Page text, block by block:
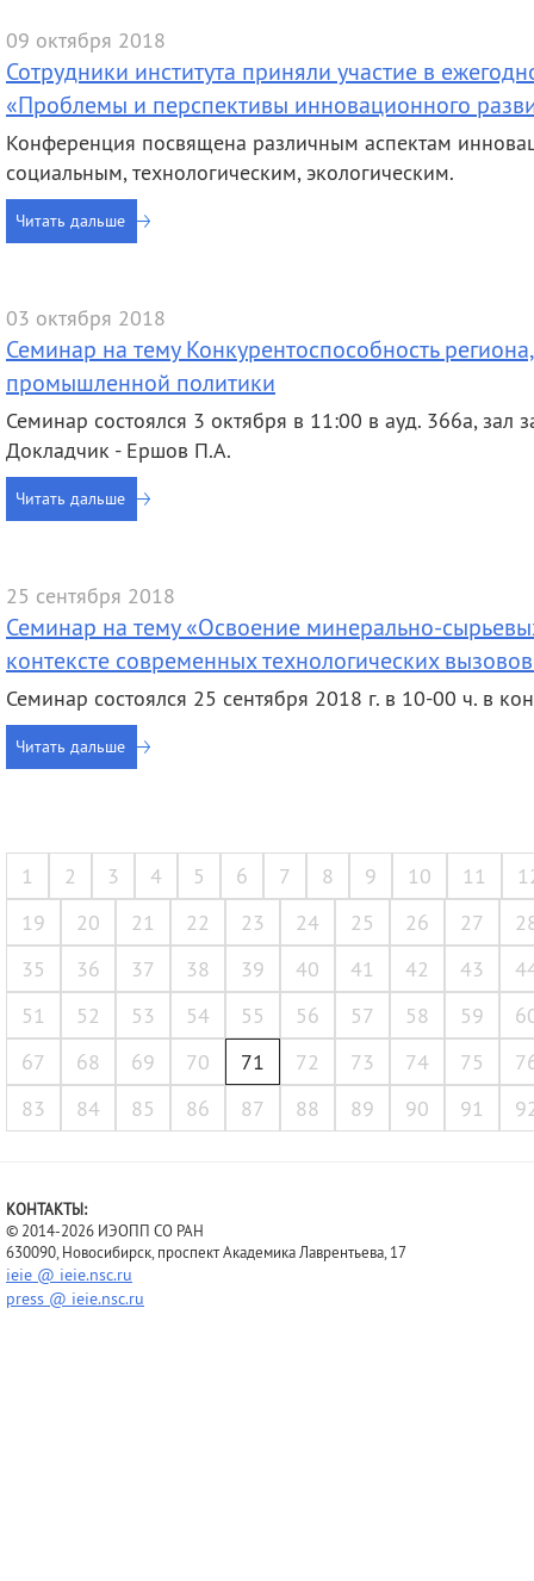
09 октября 2018
Сотрудники института приняли участие в
«Проблемы и перспективы инновационного
Конференция посвящена различным аспектам
социальным, технологическим, экологическим.
Читать дальше
03 октября 2018
Семинар на тему Конкурентоспособность
промышленной политики
Семинар состоялся 3 октября в 11:00 в ауд. 366а, зал
Докладчик - Ершов П.А.
Читать дальше
25 сентября 2018
Семинар на тему «Освоение минерально-
контексте современных технологических
Семинар состоялся 25 сентября 2018 г. в 10-00 ч. в
Читать дальше
1 2 3 4 5 6 7 8 9 10 11
19
20 21 22 23 24 25 26 27
35
36 37 38 39 40 41 42 43
51
52 53 54 55 56 57 58 59
67
68 69 70 71 72 73 74 75
83
84 85 86 87 88 89 90 91
КОНТАКТЫ:
© 2014-2026 ИЭОПП СО РАН
630090, Новосибирск, проспект Академика Лаврентьева, 17
ieie @ ieie.nsc.ru
press @ ieie.nsc.ru